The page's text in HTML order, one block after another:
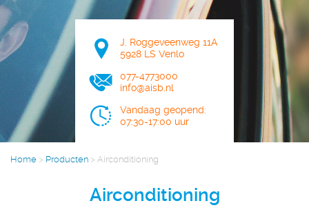
J. Roggeveenweg 11A
5928 LS Venlo
077-4773000
info@aisb.nl
Vandaag geopend:
07:30-17:00 uur
Home > Producten > Airconditioning
Airconditioning